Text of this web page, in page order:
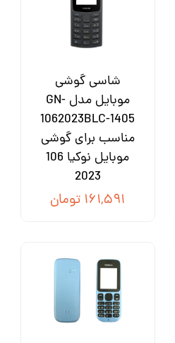
شاسی گوشی
موبایل مدل GN-
1062023BLC-1405
مناسب برای گوشی
موبایل نوکیا 106
2023
۱۶۱,۵۹۱ تومان